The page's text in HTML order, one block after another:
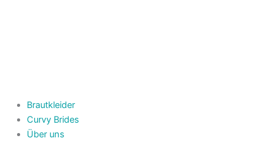
Brautkleider
Curvy Brides
Über uns